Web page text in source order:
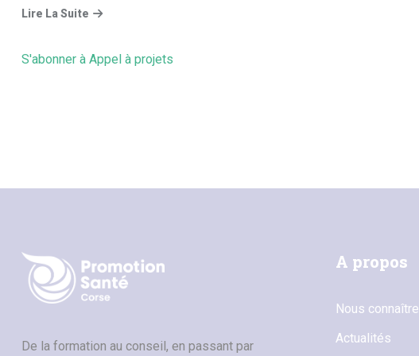
Lire La Suite
S'abonner à Appel à projets
De la formation au conseil, en passant par
A propos
Nous connaître
Actualités